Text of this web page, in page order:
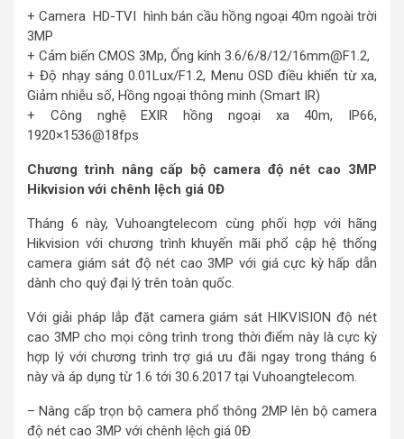
+ Camera HD-TVI hình bán cầu hồng ngoại 40m ngoài trời
3MP
+ Cảm biến CMOS 3Mp, Ống kính 3.6/6/8/12/16mm@F1.2,
+ Độ nhạy sáng 0.01Lux/F1.2, Menu OSD điều khiển từ xa,
Giảm nhiễu số, Hồng ngoại thông minh (Smart IR)
+ Công nghệ EXIR hồng ngoại xa 40m, IP66,
1920×1536@18fps
Chương trình nâng cấp bộ camera độ nét cao 3MP
Hikvision với chênh lệch giá 0Đ
Tháng 6 này, Vuhoangtelecom cùng phối hợp với hãng
Hikvision với chương trình khuyến mãi phổ cập hệ thống
camera giám sát độ nét cao 3MP với giá cực kỳ hấp dẫn
dành cho quý đại lý trên toàn quốc.
Với giải pháp lắp đặt camera giám sát HIKVISION độ nét
cao 3MP cho mọi công trình trong thời điểm này là cực kỳ
hợp lý với chương trình trợ giá ưu đãi ngay trong tháng 6
này và áp dụng từ 1.6 tới 30.6.2017 tại Vuhoangtelecom.
– Nâng cấp trọn bộ camera phổ thông 2MP lên bộ camera
độ nét cao 3MP với chênh lệch giá 0Đ